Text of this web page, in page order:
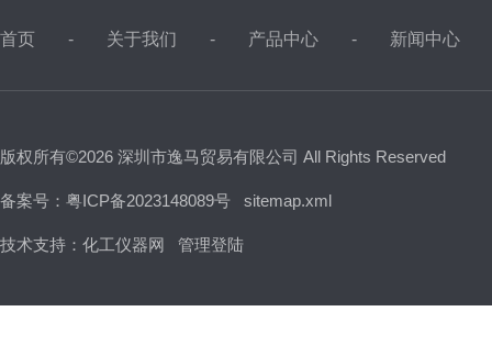
首页 关于我们 产品中心 新闻中心
版权所有©2026 深圳市逸马贸易有限公司 All Rights Reserved
备案号：粤ICP备2023148089号 sitemap.xml
技术支持： 化工仪器网 管理登陆